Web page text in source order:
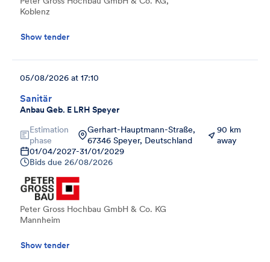
Koblenz
Show tender
Sanitär
Anbau Geb. E LRH Speyer
05/08/2026 at 17:10
Estimation
phase
Gerhart-Hauptmann-Straße,
67346 Speyer, Deutschland
90 km
away
01/04/2027-31/01/2029
Bids due 26/08/2026
Peter Gross Hochbau GmbH & Co. KG
Mannheim
Show tender